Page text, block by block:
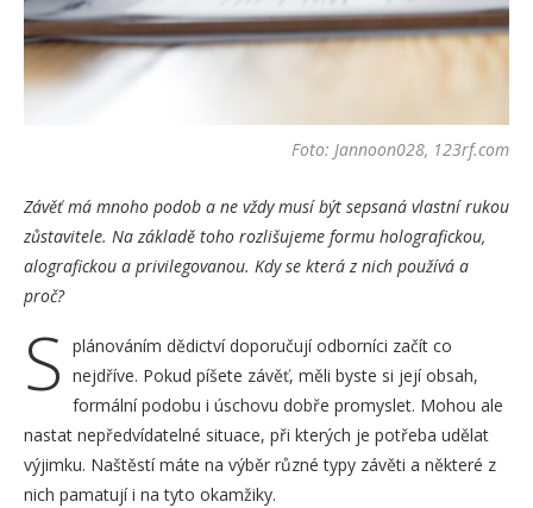
Foto: Jannoon028, 123rf.com
Závěť má mnoho podob a ne vždy musí být sepsaná vlastní rukou
zůstavitele. Na základě toho rozlišujeme formu holografickou,
alografickou a privilegovanou. Kdy se která z nich používá a
proč?
S plánováním dědictví doporučují odborníci začít co
nejdříve. Pokud píšete závěť, měli byste si její obsah,
formální podobu i úschovu dobře promyslet. Mohou ale
nastat nepředvídatelné situace, při kterých je potřeba udělat
výjimku. Naštěstí máte na výběr různé typy závěti a některé z
nich pamatují i na tyto okamžiky.